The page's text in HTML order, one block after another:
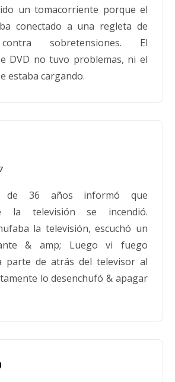
un tomacorriente porque el
conectado a una regleta de
sobretensiones. El
DVD no tuvo problemas, ni el
estaba cargando.
de 36 años informó que
la televisión se incendió.
la televisión, escuchó un
& amp; Luego vi fuego
parte de atrás del televisor al
lo desenchufó & apagar